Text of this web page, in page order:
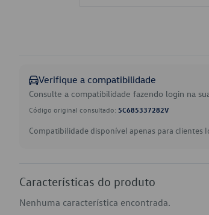
Verifique a compatibilidade
Consulte a compatibilidade fazendo login na
Código original consultado: 5C685337282V
Compatibilidade disponível apenas para clientes
Características do produto
Nenhuma característica encontrada.